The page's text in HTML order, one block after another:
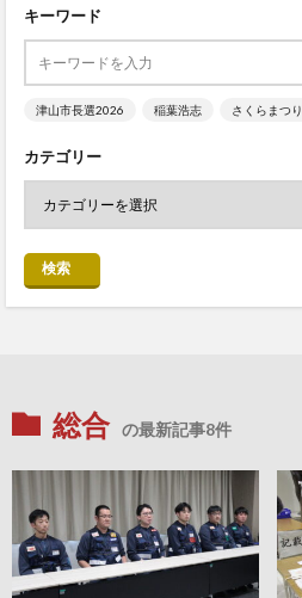
キーワード
津山市長選2026 稲葉浩志 さくらまつり
カテゴリー
検索
総合 の最新記事8件